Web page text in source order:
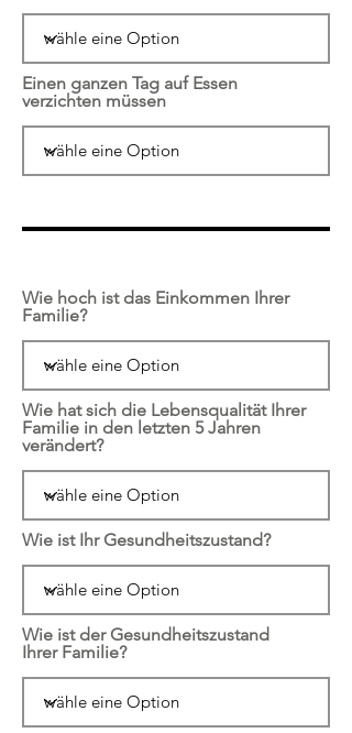
Einen ganzen Tag auf Essen
verzichten müssen
Wie hoch ist das Einkommen Ihrer
Familie?
Wie hat sich die Lebensqualität Ihrer
Familie in den letzten 5 Jahren
verändert?
Wie ist Ihr Gesundheitszustand?
Wie ist der Gesundheitszustand
Ihrer Familie?